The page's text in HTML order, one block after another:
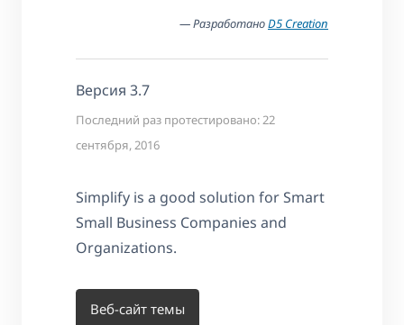
— РазработаноD5 Creation
Версия 3.7
Последний раз протестировано: 22
сентября, 2016
Simplify is a good solution for Smart
Small Business Companies and
Organizations.
Веб-сайт темы